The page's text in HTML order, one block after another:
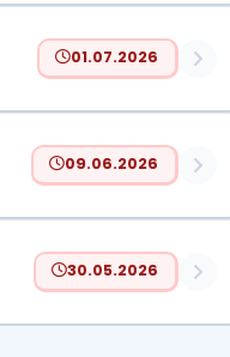
01.07.2026
09.06.2026
30.05.2026